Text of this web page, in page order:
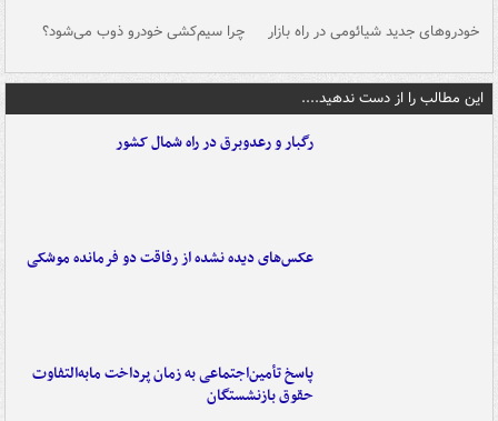
خودروهای جدید شیائومی در راه بازار چرا سیم‌کشی خودرو ذوب می‌شود؟
این مطالب را از دست ندهید....
رگبار و رعدوبرق در راه شمال کشور
عکس‌های دیده نشده از رفاقت دو فرمانده‌ موشکی
پاسخ تأمین‌اجتماعی به زمان پرداخت مابه‌التفاوت
حقوق بازنشستگان